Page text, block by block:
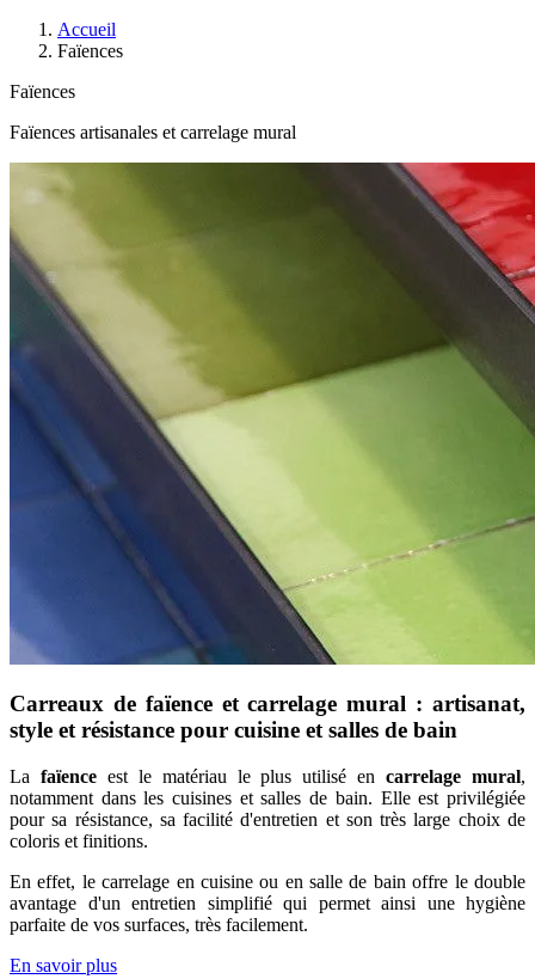
Accueil
Faïences
Faïences
Faïences artisanales et carrelage mural
Carreaux de faïence et carrelage mural : artisanat,
style et résistance pour cuisine et salles de bain
La faïenceest le matériau le plus utilisé encarrelage mural,
notamment dans les cuisines et salles de bain. Elle est privilégiée
pour sa résistance, sa facilité d'entretien et son très large choix de
coloris et finitions.
En effet, le carrelage en cuisine ou en salle de bain offre le double
avantage d'un entretien simplifié qui permet ainsi une hygiène
parfaite de vos surfaces, très facilement.
En savoir plus